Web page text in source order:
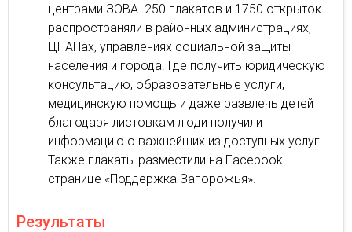
центрами ЗОВА. 250 плакатов и 1750 открыток
распространяли в районных администрациях,
ЦНАПах, управлениях социальной защиты
населения и города. Где получить юридическую
консультацию, образовательные услуги,
медицинскую помощь и даже развлечь детей
благодаря листовкам люди получили
информацию о важнейших из доступных услуг.
Также плакаты разместили на Facebook-
странице «Поддержка Запорожья».
Результаты